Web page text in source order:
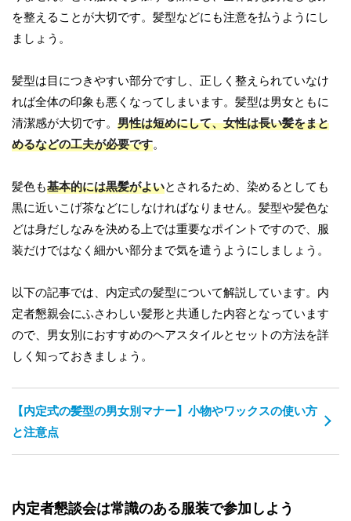
を整えることが大切です。髪型などにも注意を払うようにし
ましょう。
髪型は目につきやすい部分ですし、正しく整えられていなけ
れば全体の印象も悪くなってしまいます。髪型は男女ともに
清潔感が大切です。 男性は短めにして、女性は長い髪をまと
めるなどの工夫が必要です。
髪色も基本的には黒髪がよいとされるため、染めるとしても
黒に近いこげ茶などにしなければなりません。髪型や髪色な
どは身だしなみを決める上では重要なポイントですので、服
装だけではなく細かい部分まで気を遣うようにしましょう。
以下の記事では、内定式の髪型について解説しています。内
定者懇親会にふさわしい髪形と共通した内容となっています
ので、男女別におすすめのヘアスタイルとセットの方法を詳
しく知っておきましょう。
【内定式の髪型の男女別マナー】小物やワックスの使い方
と注意点
内定者懇談会は常識のある服装で参加しよう